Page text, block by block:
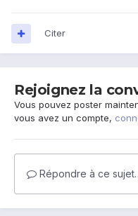
Citer
Rejoignez la
Vous pouvez poster
vous avez un compte,
Répondre à ce